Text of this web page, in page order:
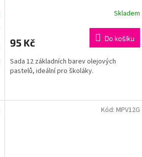
Skladem
95 Kč Do košíku
Sada 12 základních barev olejových
pastelů, ideální pro školáky.
Kód: MPV12G